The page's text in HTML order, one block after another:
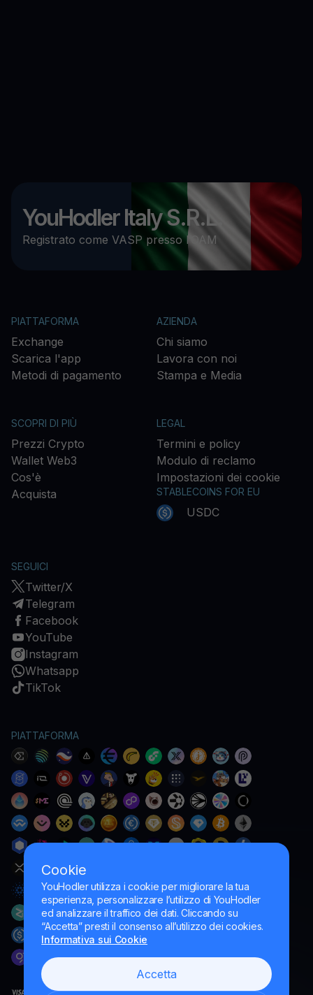
Cookie
YouHodler utilizza i cookie per migliorare la tua
esperienza, personalizzare l’utilizzo di YouHodler
ed analizzare il traffico dei dati. Cliccando su
“Accetta” presti il consenso all’utilizzo dei cookies.
Informativa sui Cookie
Accetta
YouHodler Italy S.R.L.
Registrato come VASP presso l’OAM
PIATTAFORMA
Exchange
Scarica l'app
Metodi di pagamento
AZIENDA
Chi siamo
Lavora con noi
Stampa e Media
SCOPRI DI PIÙ
Prezzi Crypto
Wallet Web3
Cos'è
Acquista
LEGAL
Termini e policy
Modulo di reclamo
Impostazioni dei cookie
STABLECOINS FOR EU
USDC
SEGUICI
Twitter/X
Telegram
Facebook
YouTube
Instagram
Whatsapp
TikTok
PIATTAFORMA